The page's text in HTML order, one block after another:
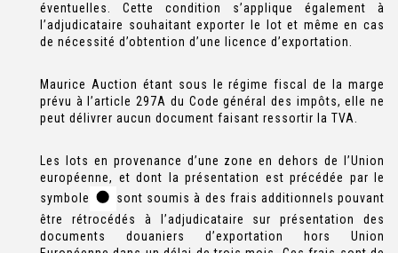
éventuelles. Cette condition s’applique également à
l’adjudicataire souhaitant exporter le lot et même en cas
de nécessité d’obtention d’une licence d’exportation.
Maurice Auction étant sous le régime fiscal de la marge
prévu à l’article 297A du Code général des impôts, elle ne
peut délivrer aucun document faisant ressortir la TVA.
Les lots en provenance d’une zone en dehors de l’Union
européenne, et dont la présentation est précédée par le
symbole
sont soumis à des frais additionnels pouvant
être rétrocédés à l’adjudicataire sur présentation des
documents douaniers d’exportation hors Union